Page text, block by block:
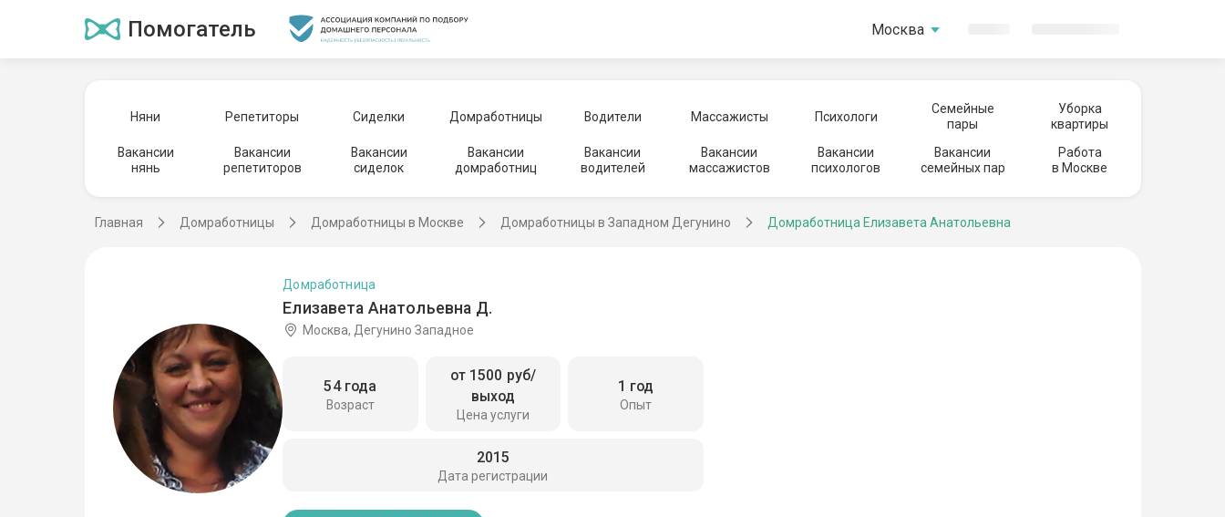
Помогатель Москва
Няни Репетиторы Сиделки Домработницы Водители Массажисты Психологи
Семейные
пары
Уборка
квартиры
Вакансии
нянь
Вакансии
репетиторов
Вакансии
сиделок
Вакансии
домработниц
Вакансии
водителей
Вакансии
массажистов
Вакансии
психологов
Вакансии
семейных пар
Работа
в Москве
Главная Домработницы Домработницы в Москве Домработницы в Западном Дегунино Домработница Елизавета Анатольевна
Елизавета Анатольевна Д.
Домработница
Москва, Дегунино Западное
Возраст
54 года
Цена услуги
от 1500 руб/
выход
Опыт
1 год
Дата регистрации
2015